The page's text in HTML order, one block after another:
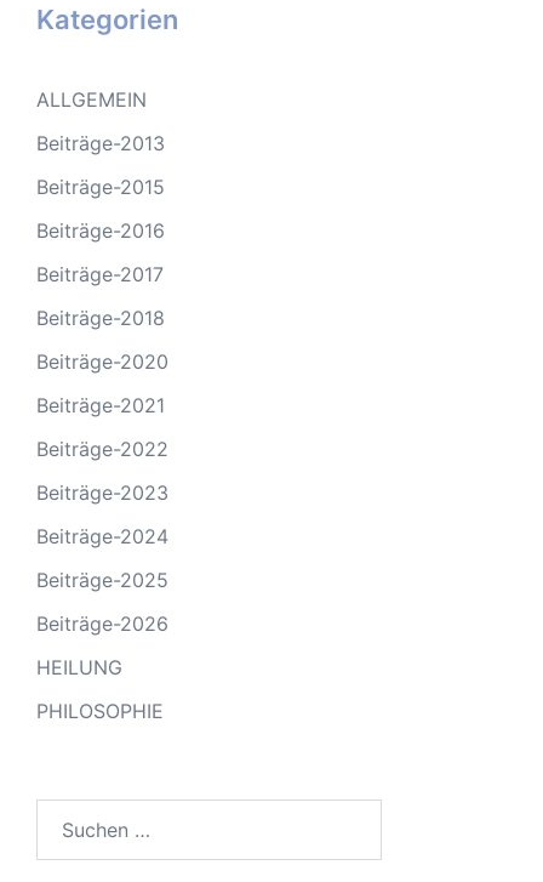
Kategorien
ALLGEMEIN
Beiträge-2013
Beiträge-2015
Beiträge-2016
Beiträge-2017
Beiträge-2018
Beiträge-2020
Beiträge-2021
Beiträge-2022
Beiträge-2023
Beiträge-2024
Beiträge-2025
Beiträge-2026
HEILUNG
PHILOSOPHIE